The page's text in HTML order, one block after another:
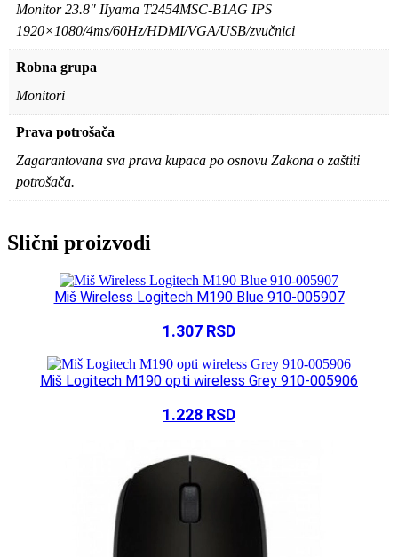
Monitor 23.8″ IIyama T2454MSC-B1AG IPS
1920×1080/4ms/60Hz/HDMI/VGA/USB/zvučnici
Robna grupa
Monitori
Prava potrošača
Zagarantovana sva prava kupaca po osnovu Zakona o zaštiti
potrošača.
Slični proizvodi
Miš Wireless Logitech M190 Blue 910-005907
1.307 RSD
Miš Logitech M190 opti wireless Grey 910-005906
1.228 RSD